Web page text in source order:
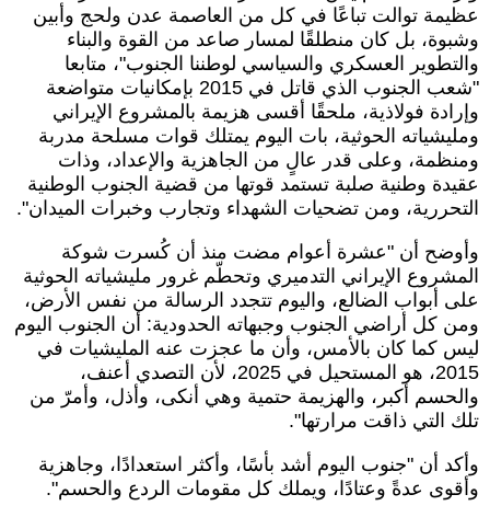
عظيمة توالت تباعًا في كل من العاصمة عدن ولحج وأبين
وشبوة، بل كان منطلقًا لمسار صاعد من القوة والبناء
والتطوير العسكري والسياسي لوطننا الجنوب"، متابعا
"شعب الجنوب الذي قاتل في 2015 بإمكانيات متواضعة
وإرادة فولاذية، ملحقًا أقسى هزيمة بالمشروع الإيراني
ومليشياته الحوثية، بات اليوم يمتلك قوات مسلحة مدربة
ومنظمة، وعلى قدر عالٍ من الجاهزية والإعداد، وذات
عقيدة وطنية صلبة تستمد قوتها من قضية الجنوب الوطنية
التحررية، ومن تضحيات الشهداء وتجارب وخبرات الميدان".
وأوضح أن "عشرة أعوام مضت منذ أن كُسرت شوكة
المشروع الإيراني التدميري وتحطّم غرور مليشياته الحوثية
على أبواب الضالع، واليوم تتجدد الرسالة من نفس الأرض،
ومن كل أراضي الجنوب وجبهاته الحدودية: أن الجنوب اليوم
ليس كما كان بالأمس، وأن ما عجزت عنه المليشيات في
2015، هو المستحيل في 2025، لأن التصدي أعنف،
والحسم أكبر، والهزيمة حتمية وهي أنكى، وأذل، وأمرّ من
تلك التي ذاقت مرارتها".
وأكد أن "جنوب اليوم أشد بأسًا، وأكثر استعدادًا، وجاهزية
وأقوى عدةً وعتادًا، ويملك كل مقومات الردع والحسم".